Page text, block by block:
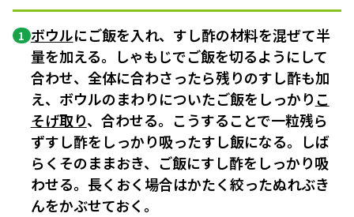
1 ボウルにご飯を入れ、すし酢の材料を混ぜて半
量を加える。しゃもじでご飯を切るようにして
合わせ、全体に合わさったら残りのすし酢も加
え、ボウルのまわりについたご飯をしっかり こ
そげ取り、合わせる。こうすることで一粒残ら
ずすし酢をしっかり吸ったすし飯になる。しば
らくそのままおき、ご飯にすし酢をしっかり吸
わせる。長くおく場合はかたく絞ったぬれぶき
んをかぶせておく。